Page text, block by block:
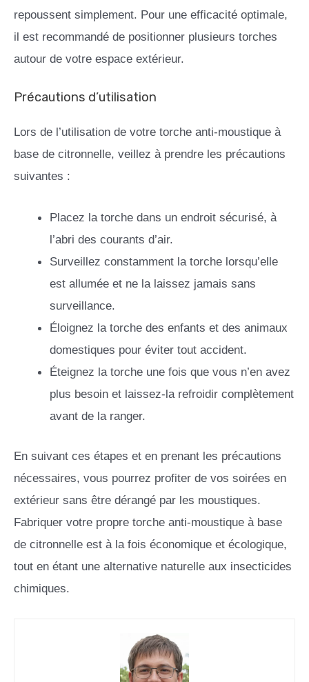
repoussent simplement. Pour une efficacité optimale,
il est recommandé de positionner plusieurs torches
autour de votre espace extérieur.
Précautions d’utilisation
Lors de l’utilisation de votre torche anti-moustique à
base de citronnelle, veillez à prendre les précautions
suivantes :
Placez la torche dans un endroit sécurisé, à
l’abri des courants d’air.
Surveillez constamment la torche lorsqu’elle
est allumée et ne la laissez jamais sans
surveillance.
Éloignez la torche des enfants et des animaux
domestiques pour éviter tout accident.
Éteignez la torche une fois que vous n’en avez
plus besoin et laissez-la refroidir complètement
avant de la ranger.
En suivant ces étapes et en prenant les précautions
nécessaires, vous pourrez profiter de vos soirées en
extérieur sans être dérangé par les moustiques.
Fabriquer votre propre torche anti-moustique à base
de citronnelle est à la fois économique et écologique,
tout en étant une alternative naturelle aux insecticides
chimiques.